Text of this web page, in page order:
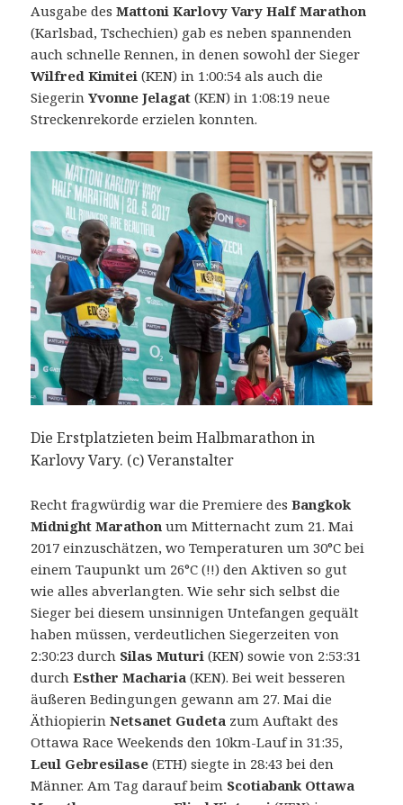
Ausgabe desMattoni Karlovy Vary Half Marathon
(Karlsbad, Tschechien) gab es neben spannenden
auch schnelle Rennen, in denen sowohl der Sieger
Wilfred Kimitei (KEN) in 1:00:54 als auch die
SiegerinYvonne Jelagat (KEN) in 1:08:19 neue
Streckenrekorde erzielen konnten.
Die Erstplatzieten beim Halbmarathon in
Karlovy Vary. (c) Veranstalter
Recht fragwürdig war die Premiere des Bangkok
Midnight Marathon um Mitternacht zum 21. Mai
2017 einzuschätzen, wo Temperaturen um 30°C bei
einem Taupunkt um 26°C (!!) den Aktiven so gut
wie alles abverlangten. Wie sehr sich selbst die
Sieger bei diesem unsinnigen Untefangen gequält
haben müssen, verdeutlichen Siegerzeiten von
2:30:23 durch Silas Muturi (KEN) sowie von 2:53:31
durchEsther Macharia (KEN). Bei weit besseren
äußeren Bedingungen gewann am 27. Mai die
ÄthiopierinNetsanet Gudeta zum Auftakt des
Ottawa Race Weekends den 10km-Lauf in 31:35,
Leul Gebresilase (ETH) siegte in 28:43 bei den
Männer. Am Tag darauf beim Scotiabank Ottawa